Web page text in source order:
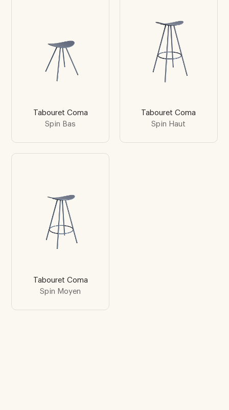
Tabouret Coma
Spin Bas
Tabouret Coma
Spin Haut
Tabouret Coma
Spin Moyen